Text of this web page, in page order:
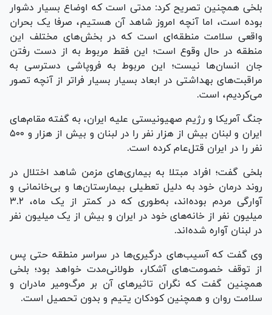
بلخی همچنین تصریح کرد: مدتی است که اوضاع بسیار دشوار
بوده است، اما آنچه امروز شاهد آن هستیم، صرفا یک بحران
واقعی سلامت منطقه‌ای است که در بخش‌های مختلف این
منطقه در حال وقوع است؛ این فقط مربوط به از دست رفتن
جان انسان‌ها نیست؛ این مربوط به فروپاشی دسترسی به
مراقبت‌های بهداشتی در ابعاد بسیار بسیار فراتر از آنچه تصور
می‌کردیم، است.
جنگ آمریکا و رژیم صهیونیستی علیه ایران، به گفته مقام‌های
ایران و لبنان بیش از هزار نفر را در لبنان و بیش از هزار و ۵۰۰
نفر را در ایران قتل‌عام کرده است.
بلخی گفت؛ افراد مبتلا به بیماری‌های مزمن شاهد اختلال در
روند درمان خود به دلیل تعطیلی بیمارستان‌ها و بی‌خانمانی و
آوارگی مردم بوده‌اند، به‌طوری که در کمتر از یک ماه، ۳.۲
میلیون نفر از خانه‌های خود در ایران و بیش از یک میلیون نفر
در لبنان آواره شده‌اند.
وی گفت که آسیب‌های درگیری‌ها در سراسر منطقه حتی پس
از توقف خصومت‌های آشکار، طولانی‌مدت خواهد بود؛ بلخی
همچنین گفت که نگران تاثیرهای آن بر مرگ‌ومیر مادران و
سلامت روان و همچنین کودکان یتیم و بدون تحصیل است.